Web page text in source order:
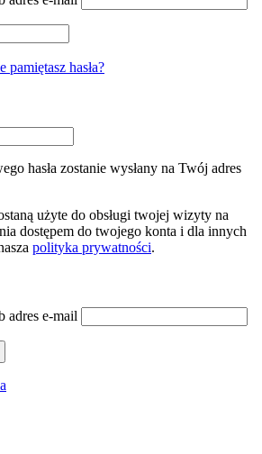
pamiętasz hasła?
hasła zostanie wysłany na Twój adres
użyte do obsługi twojej wizyty na
dostępem do twojego konta i dla innych
polityka prywatności.
adres e-mail